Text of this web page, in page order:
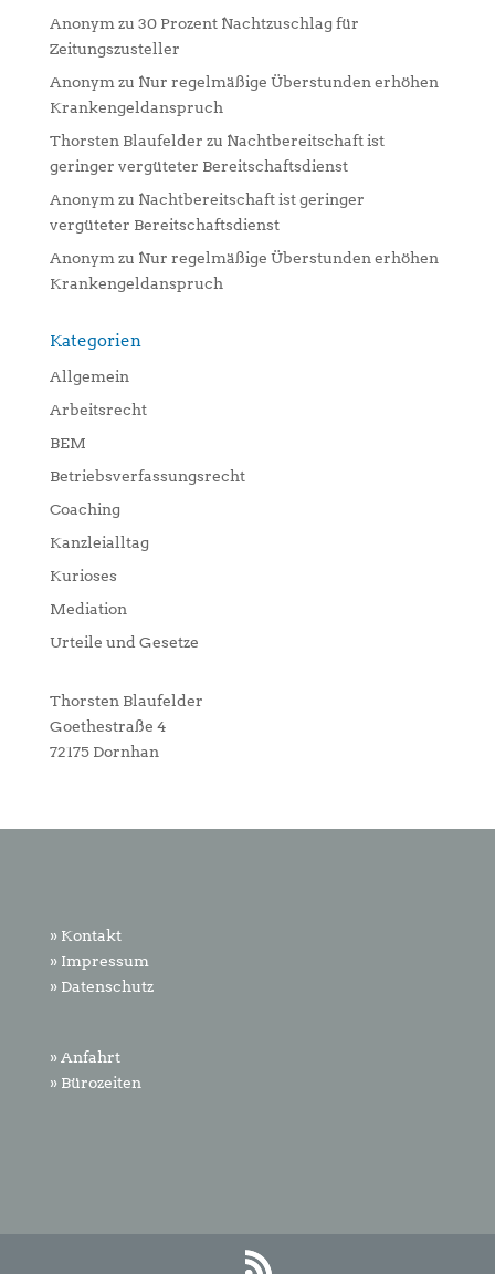
Anonymzu 30 Prozent Nachtzuschlag für
Zeitungszusteller
Anonymzu Nur regelmäßige Überstunden erhöhen
Krankengeldanspruch
Thorsten Blaufelder zu Nachtbereitschaft ist
geringer vergüteter Bereitschaftsdienst
Anonymzu Nachtbereitschaft ist geringer
vergüteter Bereitschaftsdienst
Anonymzu Nur regelmäßige Überstunden erhöhen
Krankengeldanspruch
Kategorien
Allgemein
Arbeitsrecht
BEM
Betriebsverfassungsrecht
Coaching
Kanzleialltag
Kurioses
Mediation
Urteile und Gesetze
Thorsten Blaufelder
Goethestraße 4
72175 Dornhan
» Kontakt
» Impressum
» Datenschutz
» Anfahrt
» Bürozeiten